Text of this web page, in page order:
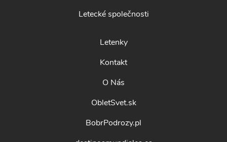
Letecké společnosti
Letenky
Kontakt
O Nás
ObletSvet.sk
BobrPodrozy.pl